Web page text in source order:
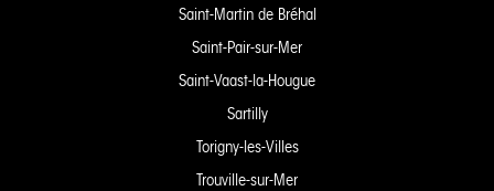
Saint-Martin de Bréhal
Saint-Pair-sur-Mer
Saint-Vaast-la-Hougue
Sartilly
Torigny-les-Villes
Trouville-sur-Mer